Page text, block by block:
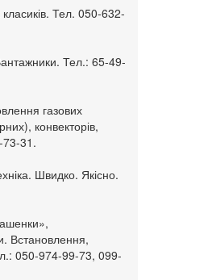
Тел. 050-632-
Тел.: 65-49-
газових
конвекторів,
73-31.
Швидко. Якісно.
Встановлення,
050-974-99-73, 099-